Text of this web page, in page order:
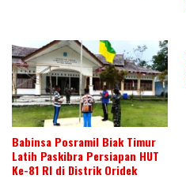
Babinsa Posramil Biak Timur
Latih Paskibra Persiapan HUT
Ke-81 RI di Distrik Oridek